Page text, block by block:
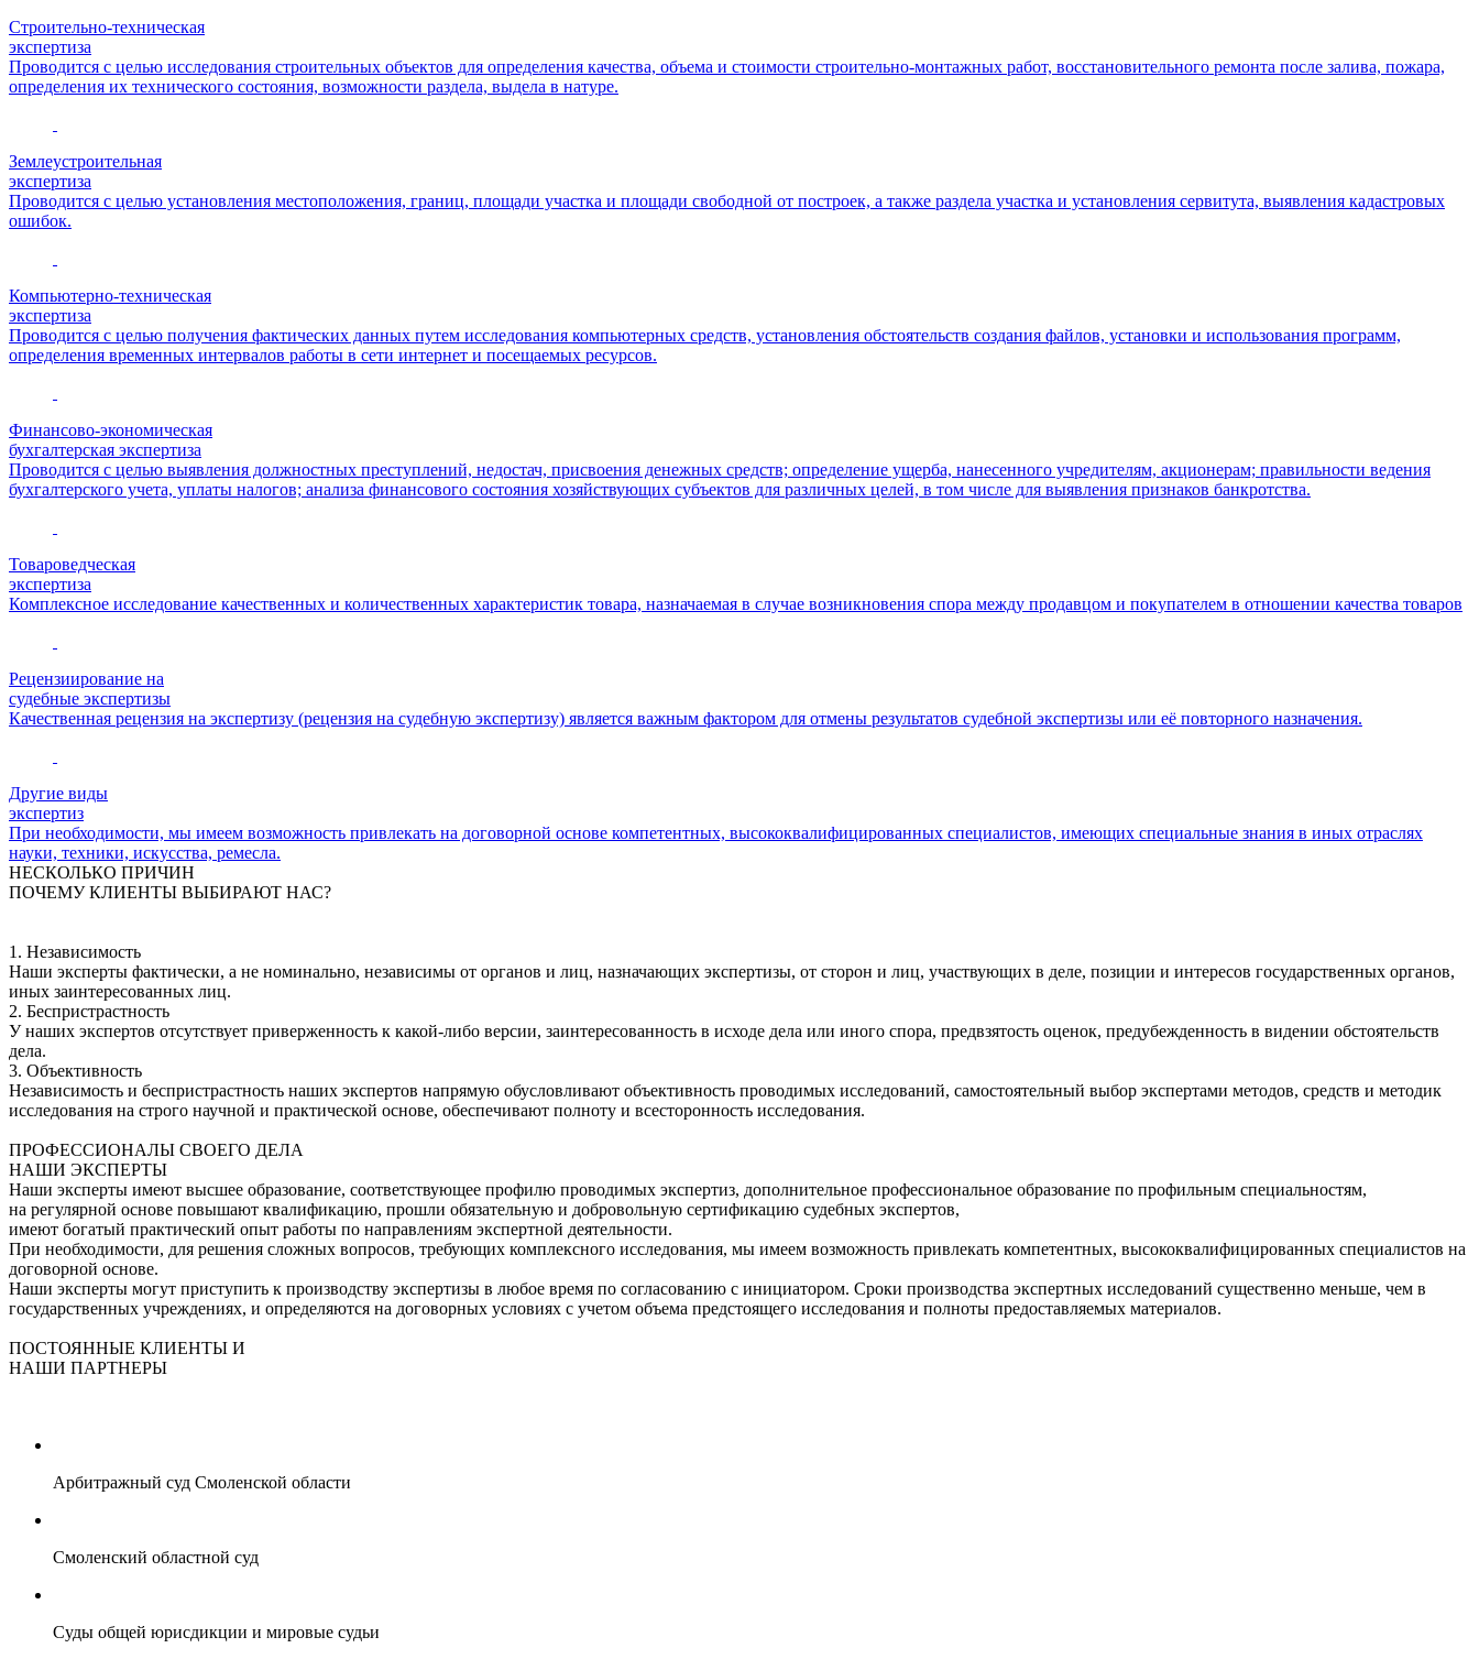
Строительно-техническая
экспертиза
Проводится с целью исследования строительных объектов для определения качества, объема и стоимости строительно-монтажных работ, восстановительного ремонта после залива, пожара,
определения их технического состояния, возможности раздела, выдела в натуре.
Землеустроительная
экспертиза
Проводится с целью установления местоположения, границ, площади участка и площади свободной от построек, а также раздела участка и установления сервитута, выявления кадастровых
ошибок.
Компьютерно-техническая
экспертиза
Проводится с целью получения фактических данных путем исследования компьютерных средств, установления обстоятельств создания файлов, установки и использования программ,
определения временных интервалов работы в сети интернет и посещаемых ресурсов.
Финансово-экономическая
бухгалтерская экспертиза
Проводится с целью выявления должностных преступлений, недостач, присвоения денежных средств; определение ущерба, нанесенного учредителям, акционерам; правильности ведения
бухгалтерского учета, уплаты налогов; анализа финансового состояния хозяйствующих субъектов для различных целей, в том числе для выявления признаков банкротства.
Товароведческая
экспертиза
Комплексное исследование качественных и количественных характеристик товара, назначаемая в случае возникновения спора между продавцом и покупателем в отношении качества товаров
Рецензиирование на
судебные экспертизы
Качественная рецензия на экспертизу (рецензия на судебную экспертизу) является важным фактором для отмены результатов судебной экспертизы или её повторного назначения.
Другие виды
экспертиз
При необходимости, мы имеем возможность привлекать на договорной основе компетентных, высококвалифицированных специалистов, имеющих специальные знания в иных отраслях
науки, техники, искусства, ремесла.
НЕСКОЛЬКО ПРИЧИН
ПОЧЕМУ КЛИЕНТЫ ВЫБИРАЮТ НАС?
1. Независимость
Наши эксперты фактически, а не номинально, независимы от органов и лиц, назначающих экспертизы, от сторон и лиц, участвующих в деле, позиции и интересов государственных органов,
иных заинтересованных лиц.
2. Беспристрастность
У наших экспертов отсутствует приверженность к какой-либо версии, заинтересованность в исходе дела или иного спора, предвзятость оценок, предубежденность в видении обстоятельств
дела.
3. Объективность
Независимость и беспристрастность наших экспертов напрямую обусловливают объективность проводимых исследований, самостоятельный выбор экспертами методов, средств и методик
исследования на строго научной и практической основе, обеспечивают полноту и всесторонность исследования.
ПРОФЕССИОНАЛЫ СВОЕГО ДЕЛА
НАШИ ЭКСПЕРТЫ
Наши эксперты имеют высшее образование, соответствующее профилю проводимых экспертиз, дополнительное профессиональное образование по профильным специальностям,
на регулярной основе повышают квалификацию, прошли обязательную и добровольную сертификацию судебных экспертов,
имеют богатый практический опыт работы по направлениям экспертной деятельности.
При необходимости, для решения сложных вопросов, требующих комплексного исследования, мы имеем возможность привлекать компетентных, высококвалифицированных специалистов на
договорной основе.
Наши эксперты могут приступить к производству экспертизы в любое время по согласованию с инициатором. Сроки производства экспертных исследований существенно меньше, чем в
государственных учреждениях, и определяются на договорных условиях с учетом объема предстоящего исследования и полноты предоставляемых материалов.
ПОСТОЯННЫЕ КЛИЕНТЫ И
НАШИ ПАРТНЕРЫ
Арбитражный суд Смоленской области
Смоленский областной суд
Cуды общей юрисдикции и мировые судьи